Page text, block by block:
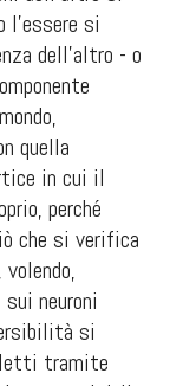
si
dell’altro - o
quella
in cui il
perché
che si verifica
neuroni
si
tramite